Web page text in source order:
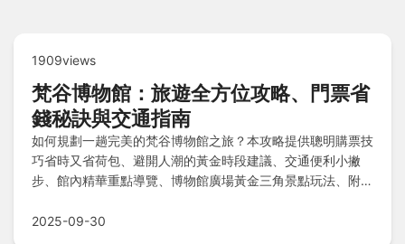
1909views
梵谷博物館：旅遊全方位攻略、門票省
錢秘訣與交通指南
如何規劃一趟完美的梵谷博物館之旅？本攻略提供聰明購票技
巧省時又省荷包、避開人潮的黃金時段建議、交通便利小撇
步、館內精華重點導覽、博物館廣場黃金三角景點玩法、附近
讓您輕鬆享受藝術盛宴。
2025-09-30